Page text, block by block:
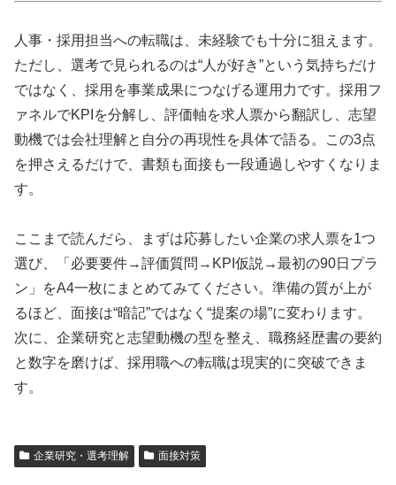
人事・採用担当への転職は、未経験でも十分に狙えます。
ただし、選考で見られるのは“人が好き”という気持ちだけ
ではなく、採用を事業成果につなげる運用力です。採用フ
ァネルでKPIを分解し、評価軸を求人票から翻訳し、志望
動機では会社理解と自分の再現性を具体で語る。この3点
を押さえるだけで、書類も面接も一段通過しやすくなりま
す。
ここまで読んだら、まずは応募したい企業の求人票を1つ
選び、「必要要件→評価質問→KPI仮説→最初の90日プラ
ン」をA4一枚にまとめてみてください。準備の質が上が
るほど、面接は“暗記”ではなく“提案の場”に変わります。
次に、企業研究と志望動機の型を整え、職務経歴書の要約
と数字を磨けば、採用職への転職は現実的に突破できま
す。
企業研究・選考理解 面接対策